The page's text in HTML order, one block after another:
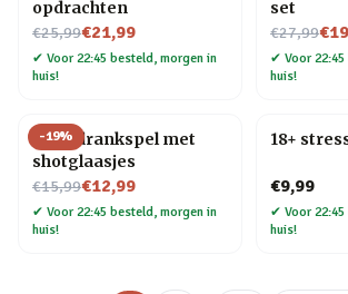
opdrachten
€25,99
Nu voor€21,99
✔ Voor 22:45 besteld, morgen in
huis!
set
€27,99
Nu voor
✔ Voor
huis!
-19%
Ludo drankspel met
shotglaasjes
€15,99
Nu voor€12,99
✔ Voor 22:45 besteld, morgen in
huis!
18+
€9,99
✔ Voor
huis!